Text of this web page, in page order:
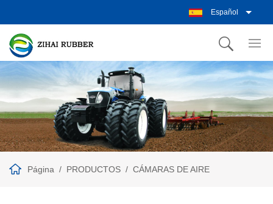
Español
Página PRODUCTOS CÁMARAS DE AIRE